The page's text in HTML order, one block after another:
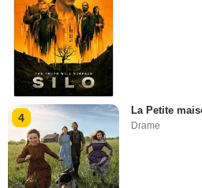
4
La Petite
Drame